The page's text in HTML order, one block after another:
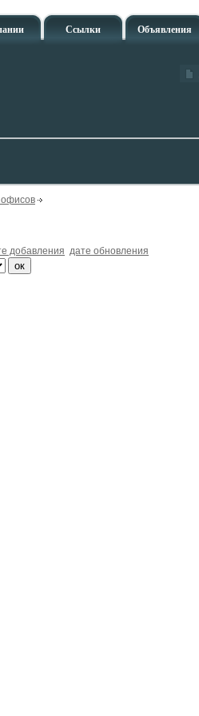
Ссылки Объявления
офисов
добавления
дате обновления